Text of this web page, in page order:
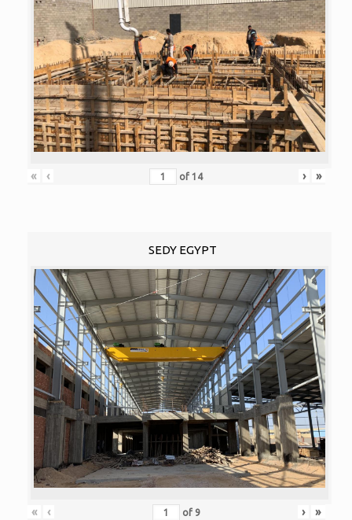
« ‹ of 14 › »
SEDY EGYPT
« ‹ of 9 › »